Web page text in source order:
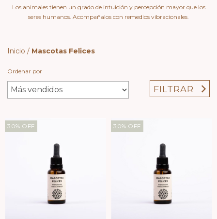
Los animales tienen un grado de intuición y percepción mayor que los
seres humanos. Acompañalos con remedios vibracionales.
Inicio / Mascotas Felices
Ordenar por
FILTRAR
30% OFF 30% OFF